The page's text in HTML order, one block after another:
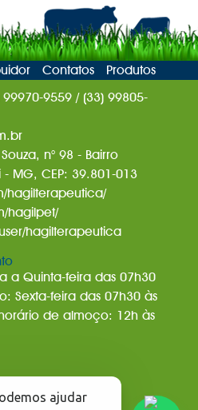
Contatos
Produtos
9559 / (33) 99805-
n° 98 - Bairro
MG, CEP: 39.801-013
hagilterapeutica/
hagilpet/
hagilterapeutica
a Quinta-feira das 07h30
Sexta-feira das 07h30 às
de almoço: 12h às
ajudar